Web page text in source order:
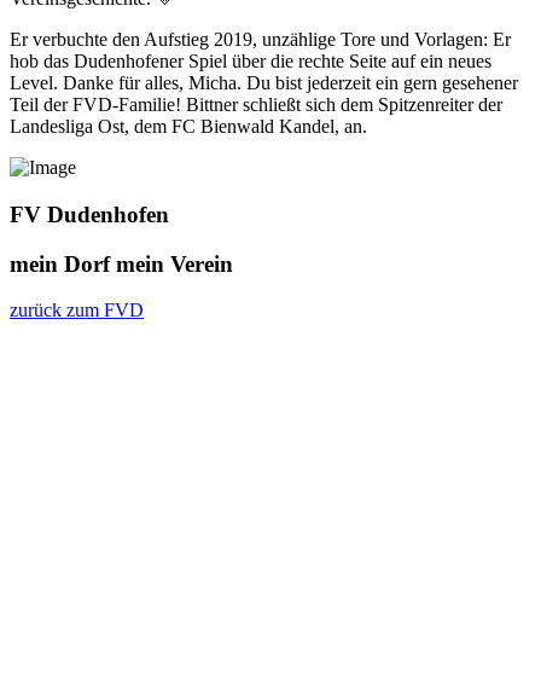
Er verbuchte den Aufstieg 2019, unzählige Tore und Vorlagen: Er
hob das Dudenhofener Spiel über die rechte Seite auf ein neues
Level. Danke für alles, Micha. Du bist jederzeit ein gern gesehener
Teil der FVD-Familie! Bittner schließt sich dem Spitzenreiter der
Landesliga Ost, dem FC Bienwald Kandel, an.
FV Dudenhofen
mein Dorfmein Verein
zurück zum FVD